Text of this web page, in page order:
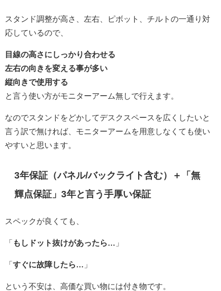
スタンド調整が高さ、左右、ピボット、チルトの一通り対
応しているので、
目線の高さにしっかり合わせる
左右の向きを変える事が多い
縦向きで使用する
と言う使い方がモニターアーム無しで行えます。
なのでスタンドをどかしてデスクスペースを広くしたいと
言う訳で無ければ、モニターアームを用意しなくても使い
やすいと思います。
3年保証（パネル/バックライト含む）＋「無
輝点保証」3年と言う手厚い保証
スペックが良くても、
「 もしドット抜けがあったら… 」
「 すぐに故障したら… 」
という不安は、高価な買い物には付き物です。